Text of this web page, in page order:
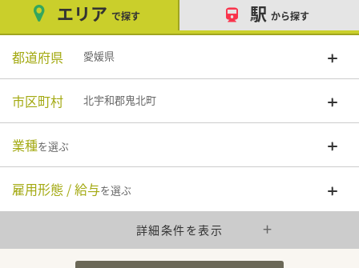
エリア で探す 駅 から探す
都道府県 愛媛県
市区町村 北宇和郡鬼北町
業種を選ぶ
雇用形態 / 給与を選ぶ
詳細条件を表示